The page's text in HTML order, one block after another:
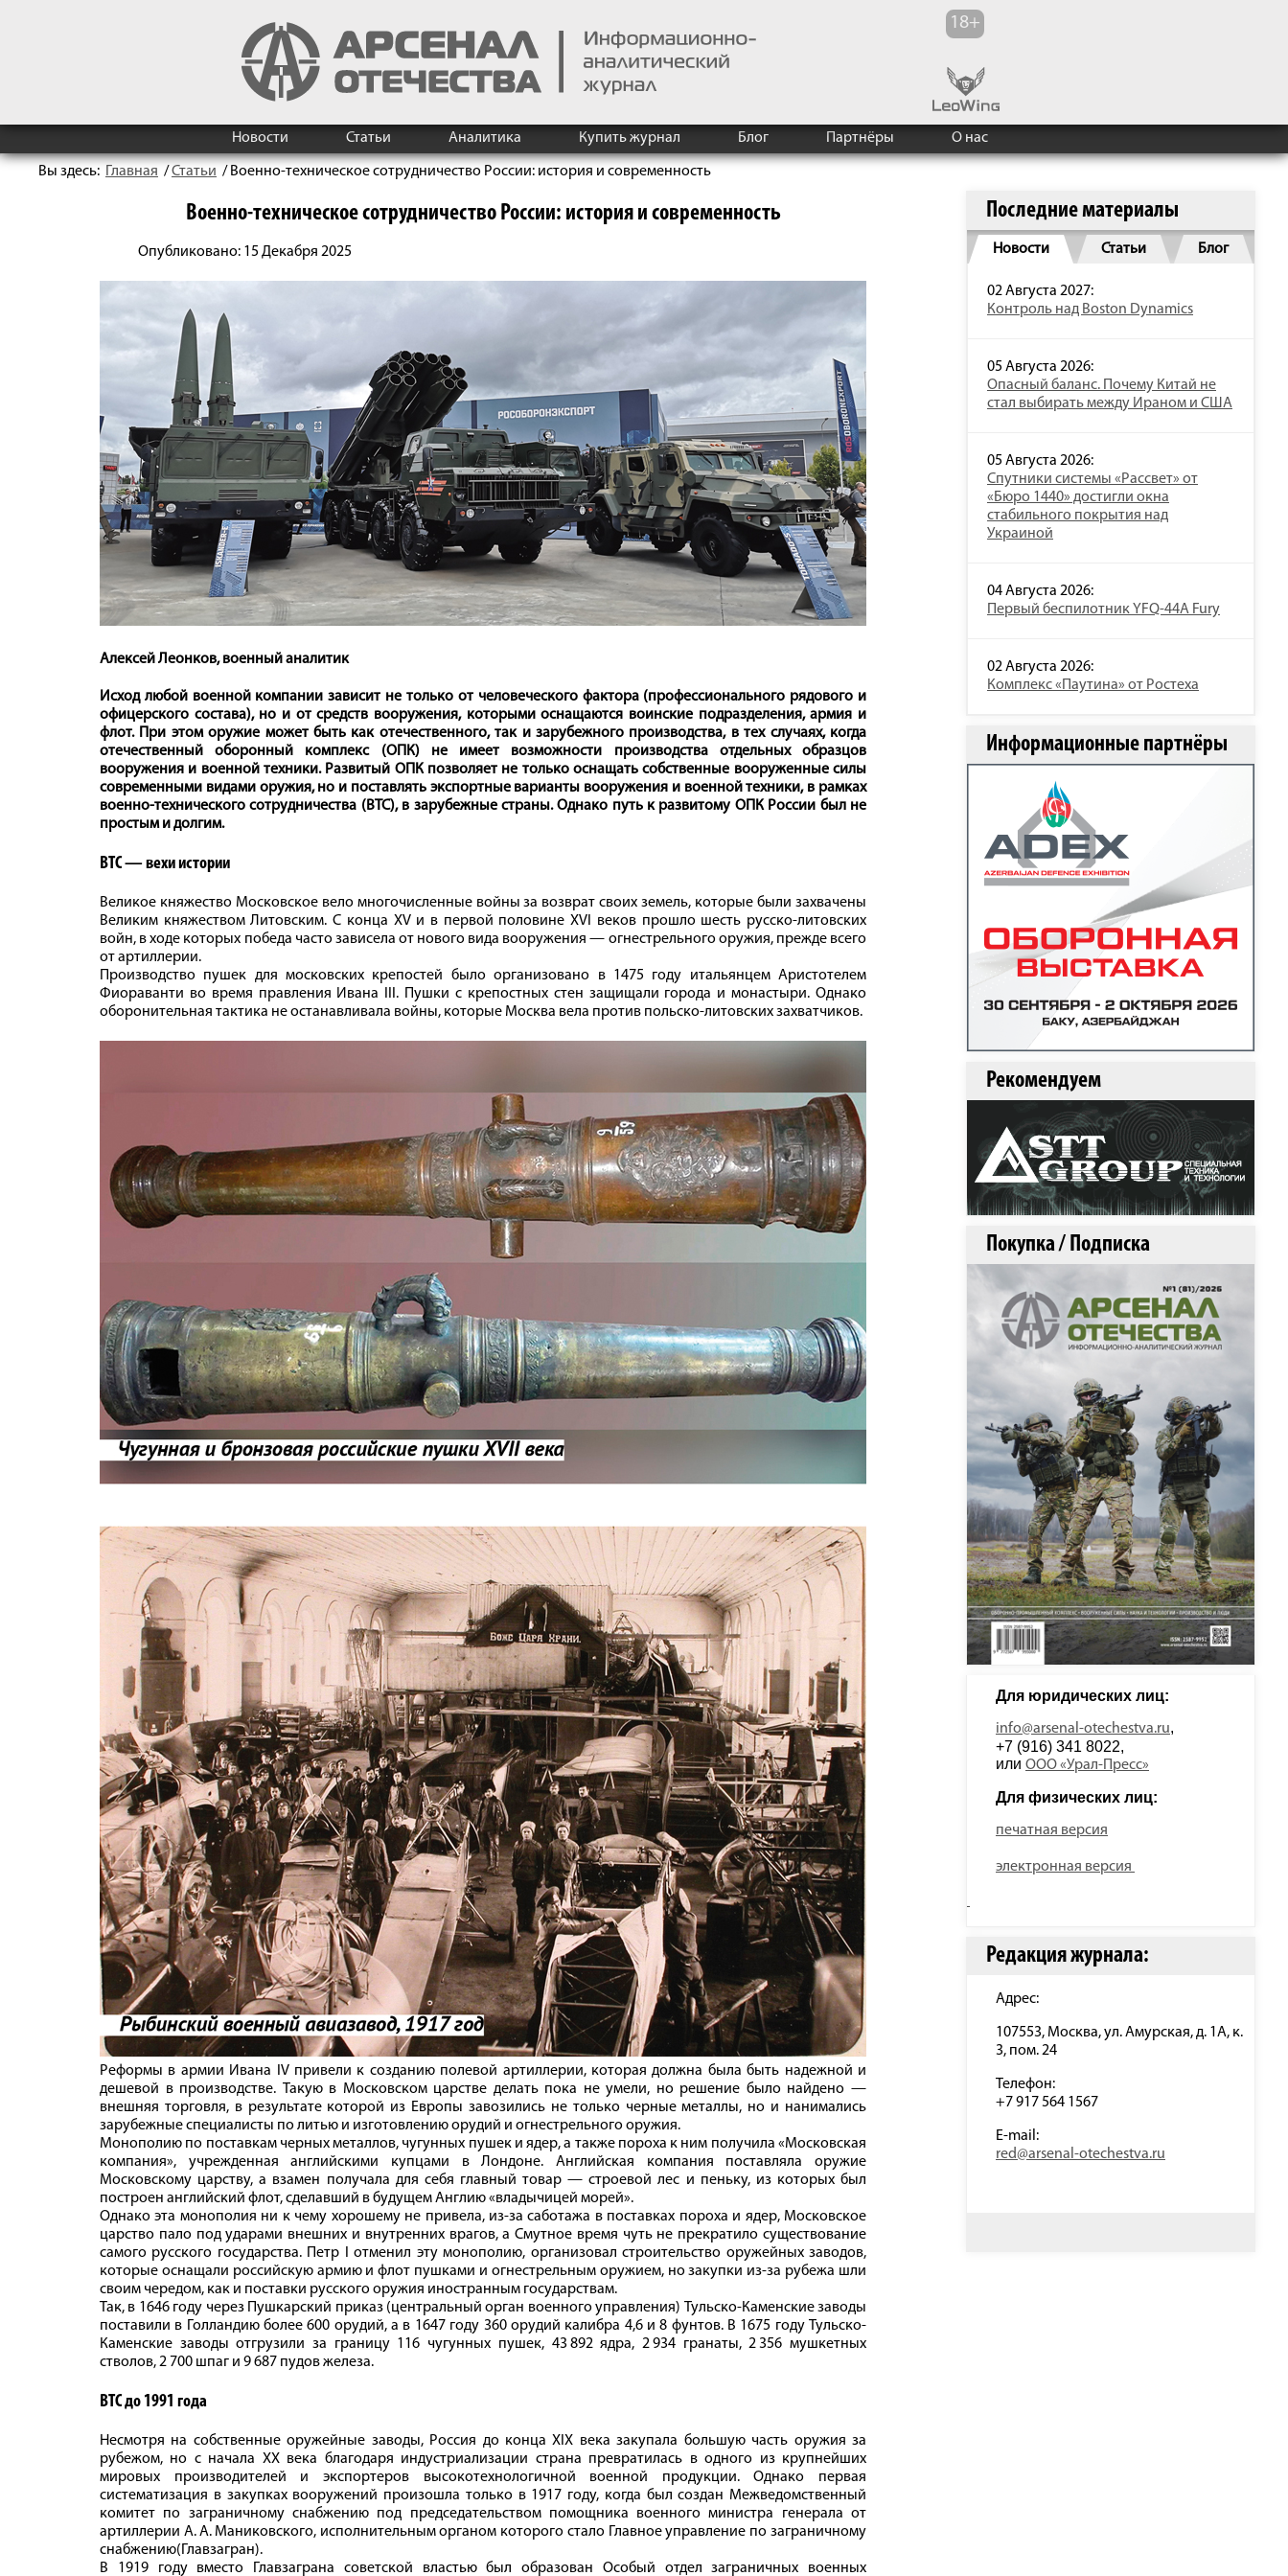
Новости Статьи Аналитика Купить журнал Блог Партнёры О нас
Вы здесь: Главная /Статьи / Военно-­техническое сотрудничество России: история и современность
Военно-­техническое сотрудничество России: история и современность
Опубликовано: 15 Декабря 2025
Алексей Леонков, военный аналитик
Исход любой военной компании зависит не только от человеческого фактора (профессионального рядового и
офицерского состава), но и от средств вооружения, которыми оснащаются воинские подразделения, армия и
флот. При этом оружие может быть как отечественного, так и зарубежного производства, в тех случаях, когда
отечественный оборонный комплекс (ОПК) не имеет возможности производства отдельных образцов
вооружения и военной техники. Развитый ОПК позволяет не только оснащать собственные вооруженные силы
современными видами оружия, но и поставлять экспортные варианты вооружения и военной техники, в рамках
военно-­технического сотрудничества (ВТС), в зарубежные страны. Однако путь к развитому ОПК России был не
простым и долгим.
ВТС — вехи истории
Великое княжество Московское вело многочисленные войны за возврат своих земель, которые были захвачены
Великим княжеством Литовским. С конца XV и в первой половине XVI веков прошло шесть русско-литовских
войн, в ходе которых победа часто зависела от нового вида вооружения — огнестрельного оружия, прежде всего
от артиллерии.
Производство пушек для московских крепостей было организовано в 1475 году итальянцем Аристотелем
Фиораванти во время правления Ивана III. Пушки с крепостных стен защищали города и монастыри. Однако
оборонительная тактика не останавливала войны, которые Москва вела против польско-литовских захватчиков.
Реформы в армии Ивана IV привели к созданию полевой артиллерии, которая должна была быть надежной и
дешевой в производстве. Такую в Московском царстве делать пока не умели, но решение было найдено —
внешняя торговля, в результате которой из Европы завозились не только черные металлы, но и нанимались
зарубежные специалисты по литью и изготовлению орудий и огнестрельного оружия.
Монополию по поставкам черных металлов, чугунных пушек и ядер, а также пороха к ним получила «Московская
компания», учрежденная английскими купцами в Лондоне. Английская компания поставляла оружие
Московскому царству, а взамен получала для себя главный товар — строевой лес и пеньку, из которых был
построен английский флот, сделавший в будущем Англию «владычицей морей».
Однако эта монополия ни к чему хорошему не привела, из-за саботажа в поставках пороха и ядер, Московское
царство пало под ударами внешних и внутренних врагов, а Смутное время чуть не прекратило существование
самого русского государства. Петр I отменил эту монополию, организовал строительство оружейных заводов,
которые оснащали российскую армию и флот пушками и огнестрельным оружием, но закупки из-за рубежа шли
своим чередом, как и поставки русского оружия иностранным государствам.
Так, в 1646 году через Пушкарский приказ (центральный орган военного управления) Тульско-Каменские заводы
поставили в Голландию более 600 орудий, а в 1647 году 360 орудий калибра 4,6 и 8 фунтов. В 1675 году Тульско-
Каменские заводы отгрузили за границу 116 чугунных пушек, 43 892 ядра, 2 934 гранаты, 2 356 мушкетных
стволов, 2 700 шпаг и 9 687 пудов железа.
ВТС до 1991 года
Несмотря на собственные оружейные заводы, Россия до конца XIX века закупала большую часть оружия за
рубежом, но с начала XX века благодаря индустриализации страна превратилась в одного из крупнейших
мировых производителей и экспортеров высокотехнологичной военной продукции. Однако первая
систематизация в закупках вооружений произошла только в 1917 году, когда был создан Межведомственный
комитет по заграничному снабжению под председательством помощника военного министра генерала от
артиллерии А. А. Маниковского, исполнительным органом которого стало Главное управление по заграничному
снабжению(Главзагран).
В 1919 году вместо Главзаграна советской властью был образован Особый отдел заграничных военных
Последние материалы
Новости Статьи Блог
02 Августа 2027:
Контроль над Boston Dynamics
05 Августа 2026:
Опасный баланс. Почему Китай не
стал выбирать между Ираном и США
05 Августа 2026:
Спутники системы «Рассвет» от
«Бюро 1440» достигли окна
стабильного покрытия над
Украиной
04 Августа 2026:
Первый беспилотник YFQ-44A Fury
02 Августа 2026:
Комплекс «Паутина» от Ростеха
Информационные партнёры
Рекомендуем
Покупка / Подписка
Для юридических лиц:
info@arsenal-otechestva.ru,
+7 (916) 341 8022,
или ООО «Урал-Пресс»
Для физических лиц:
печатная версия
электронная версия
Редакция журнала:
Адрес:
107553, Москва, ул. Амурская, д. 1А, к.
3, пом. 24
Телефон:
+7 917 564 1567
E-mail:
red@arsenal-otechestva.ru